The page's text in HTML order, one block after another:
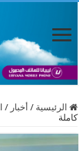
الرئيسية / أخبار /
كاملة